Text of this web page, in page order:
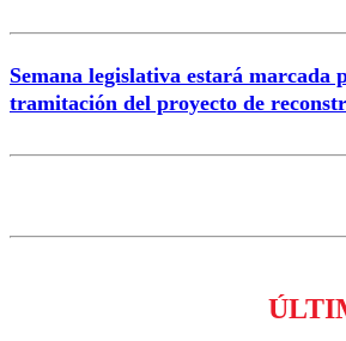
Semana legislativa estará marcada
tramitación del proyecto de